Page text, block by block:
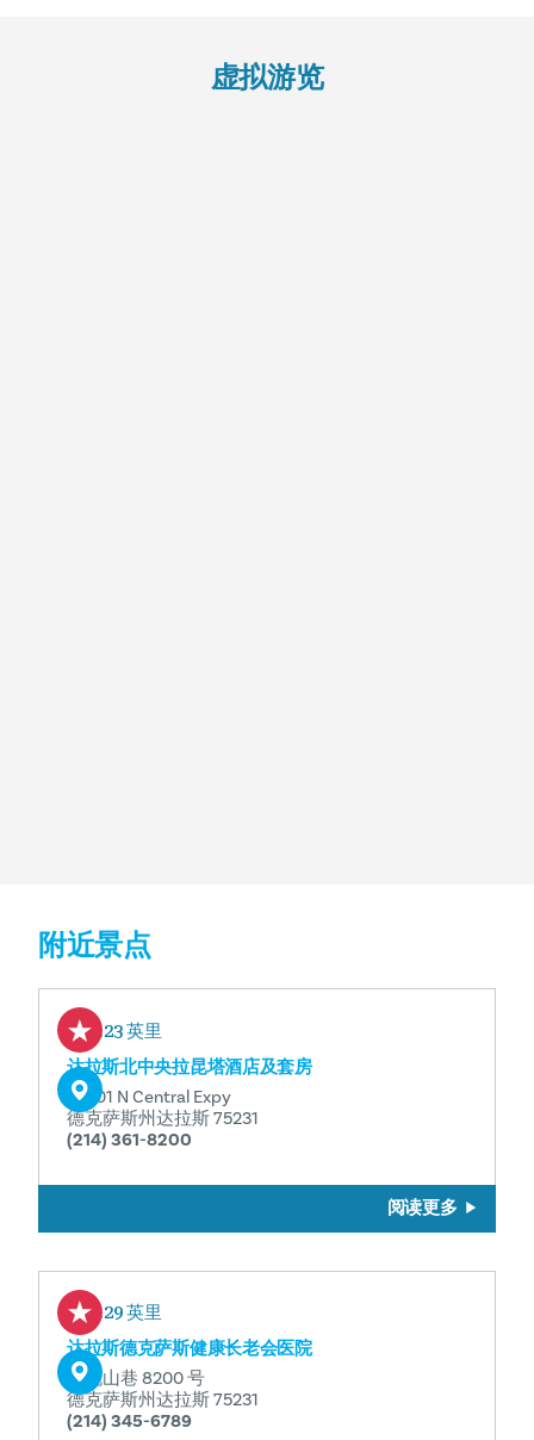
虚拟游览
附近景点
0.23 英里
达拉斯北中央拉昆塔酒店及套房
10001 N Central Expy
德克萨斯州达拉斯 75231
(214) 361-8200
阅读更多
0.29 英里
达拉斯德克萨斯健康长老会医院
核桃山巷 8200 号
德克萨斯州达拉斯 75231
(214) 345-6789